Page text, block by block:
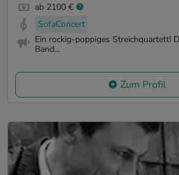
ab 2100 €
SofaConcert
Ein rockig-poppiges Streichquartett!
Band...
Zum Profil